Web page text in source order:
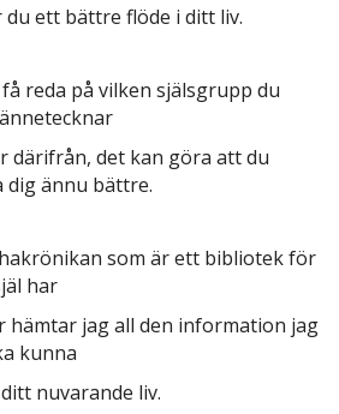
ett bättre flöde i ditt liv.
reda på vilken själsgrupp du
därifrån, det kan göra att du
ännu bättre.
som är ett bibliotek för
har
hämtar jag all den information jag
kunna
nuvarande liv.